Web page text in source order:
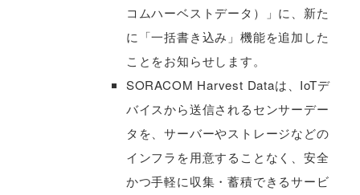
コムハーベストデータ）」に、新た
に「一括書き込み」機能を追加した
ことをお知らせします。
SORACOM Harvest Dataは、IoTデ
バイスから送信されるセンサーデー
タを、サーバーやストレージなどの
インフラを用意することなく、安全
かつ手軽に収集・蓄積できるサービ